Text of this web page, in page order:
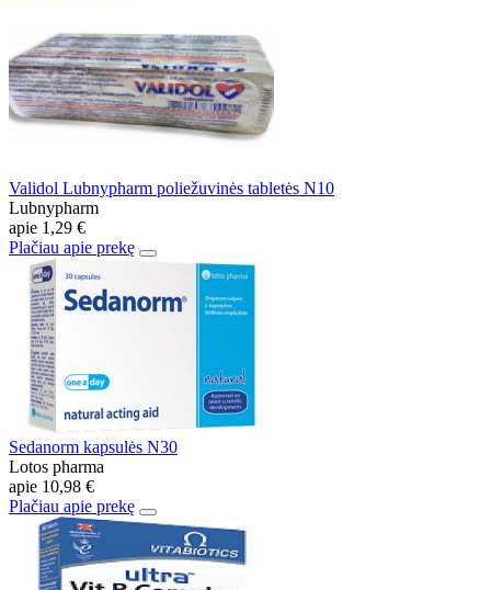
Validol Lubnypharm poliežuvinės tabletės N10
Lubnypharm
apie 1,29 €
Plačiau apie prekę
Sedanorm kapsulės N30
Lotos pharma
apie 10,98 €
Plačiau apie prekę